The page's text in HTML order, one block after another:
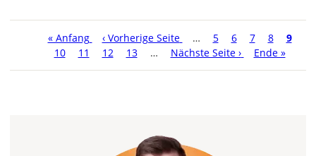
Erste
Seite
« Anfang
Vorherige
Seite
‹ Vorherige Seite … Seite
5 Seite
6 Seite
7 Seite
8 9
10
Seite
11 Seite
12 Seite
13 …
Nächste
Seite
Nächste Seite ›
Letzte
Seite
Ende »